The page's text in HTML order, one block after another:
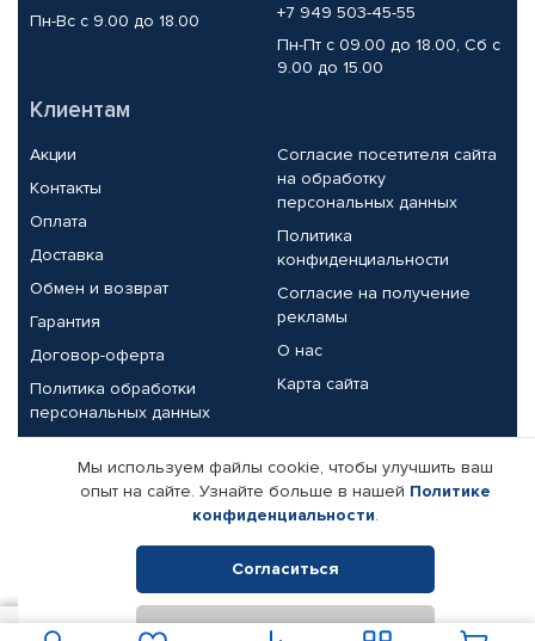
Пн-Вс с 9.00 до 18.00
+7 949 503-45-55
Пн-Пт с 09.00 до 18.00, Сб с
9.00 до 15.00
Клиентам
Акции
Контакты
Оплата
Доставка
Обмен и возврат
Гарантия
Договор-оферта
Политика обработки
персональных данных
Согласие посетителя сайта
на обработку
персональных данных
Политика
конфиденциальности
Согласие на получение
рекламы
О нас
Карта сайта
Партнерам
Корпоративным клиентам
Поставщикам
Реквизиты компании
© КАМАЗ ЦЕНТР ДОНЕЦК, 2015-2026. Все права защищены.
Мы используем файлы cookie, чтобы улучшить ваш
опыт на сайте. Узнайте больше в нашей Политике
конфиденциальности.
Согласиться
Отклонить